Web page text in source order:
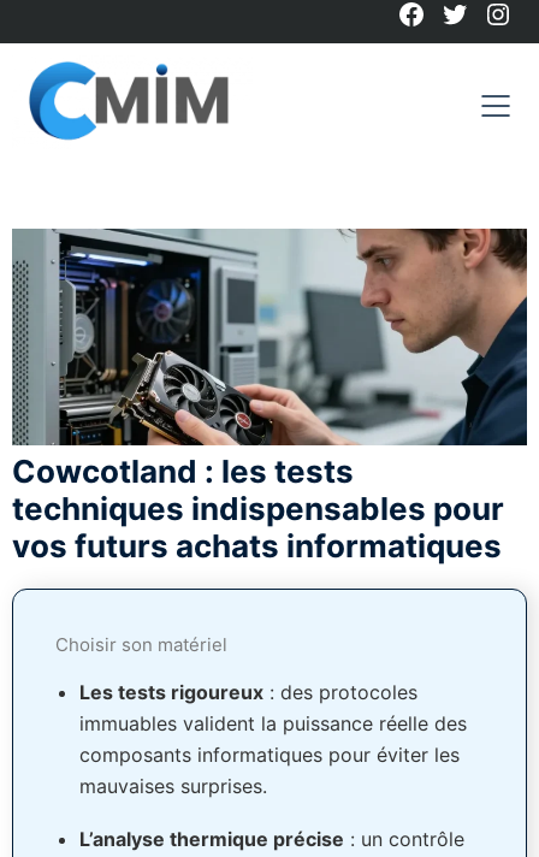
to
content
Facebook
Twitter
Cowcotland : les tests
techniques indispensables pour
vos futurs achats informatiques
Choisir son matériel
Les tests rigoureux : des protocoles
immuables valident la puissance réelle des
composants informatiques pour éviter les
mauvaises surprises.
L’analyse thermique précise : un contrôle